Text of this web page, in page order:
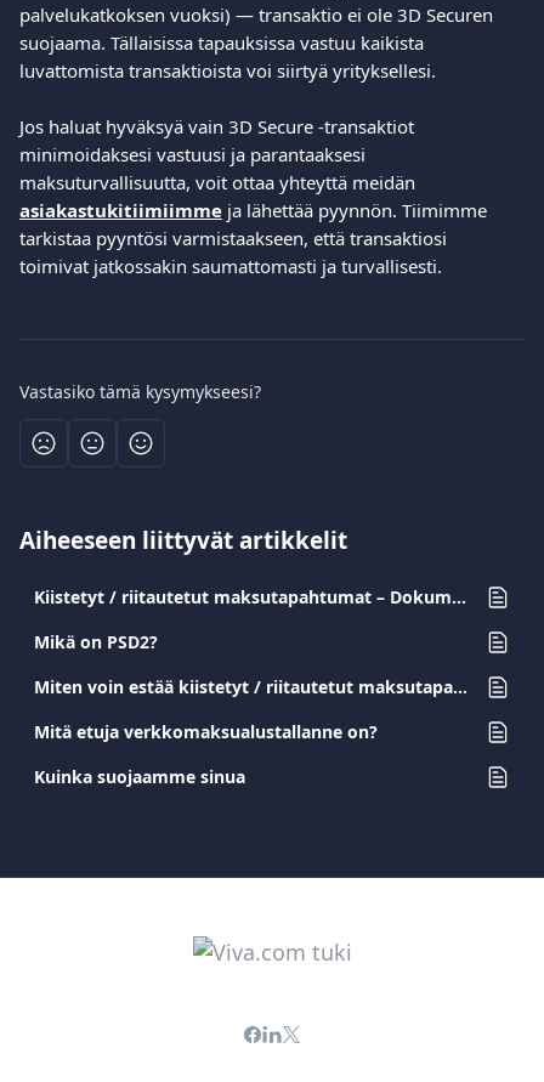
palvelukatkoksen vuoksi) — transaktio ei ole 3D Securen
suojaama. Tällaisissa tapauksissa vastuu kaikista
luvattomista transaktioista voi siirtyä yrityksellesi.
Jos haluat hyväksyä vain 3D Secure -transaktiot
minimoidaksesi vastuusi ja parantaaksesi
maksuturvallisuutta, voit ottaa yhteyttä meidän
asiakastukitiimiimme ja lähettää pyynnön. Tiimimme
tarkistaa pyyntösi varmistaakseen, että transaktiosi
toimivat jatkossakin saumattomasti ja turvallisesti.
Vastasiko tämä kysymykseesi?
Aiheeseen liittyvät artikkelit
Kiistetyt / riitautetut maksutapahtumat – Dokumenttien lähettämisen ohje kauppiaille
Mikä on PSD2?
Miten voin estää kiistetyt / riitautetut maksutapahtumat?
Mitä etuja verkkomaksualustallanne on?
Kuinka suojaamme sinua